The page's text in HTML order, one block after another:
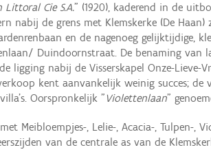
Lit­to­ral Cie S.A." (1920), kaderend in de
nabij de grens met Klemskerke (De
en de na­ge­noeg gelijk­tij­dige,
Duin­doorn­straat. De benaming van
ligging nabij de Visserskapel Onze-Lieve-
kent aanvankelijk weinig succes; de
Oorspronkelijk " Violettenlaan"
Mei­bloempjes-, Lelie-, Acacia-, Tul­pen-,
van de centrale as van de